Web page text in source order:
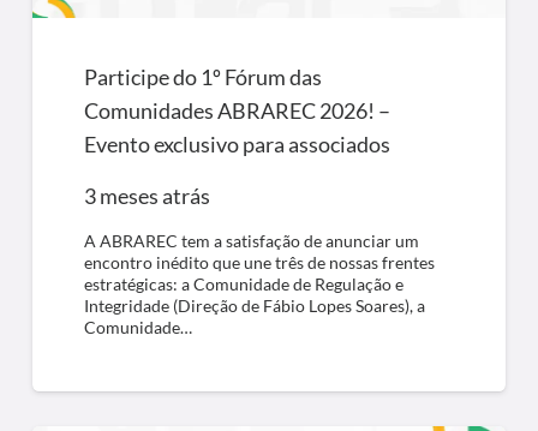
Participe do 1º Fórum das
Comunidades ABRAREC 2026! –
Evento exclusivo para associados
3 meses atrás
A ABRAREC tem a satisfação de anunciar um
encontro inédito que une três de nossas frentes
estratégicas: a Comunidade de Regulação e
Integridade (Direção de Fábio Lopes Soares), a
Comunidade…